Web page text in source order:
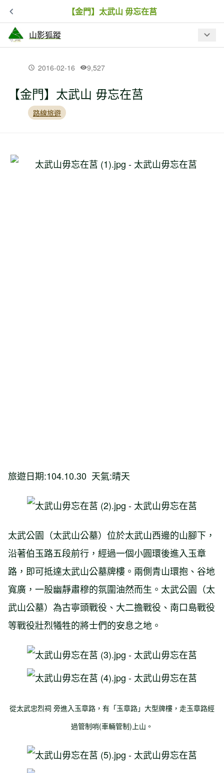
【金門】太武山 毋忘在莒
山影狐蹤
最新文章
【新北市】五堵荷花、錦峰山
【新北市】蝙蝠山(逸仙山)步道
2016-02-16 9,527
【金門】太武山 毋忘在莒
路線旅遊
旅遊日期:104.10.30 天氣:晴天
太武公園（太武山公墓）位於太武山西邊的山腳下，
沿著伯玉路五段前行，經過一個小圓環後進入玉章
路，即可抵達太武山公墓牌樓。兩側青山環抱、谷地
寬廣，一股幽靜肅穆的氛圍油然而生。太武公園（太
武山公墓）為古寧頭戰役、大二擔戰役、南口島戰役
等戰役壯烈犧牲的將士們的安息之地。
從太武忠烈祠 旁進入玉章路，有「玉章路」大型牌樓，走玉章路經
過管制哨(車輛管制)上山。